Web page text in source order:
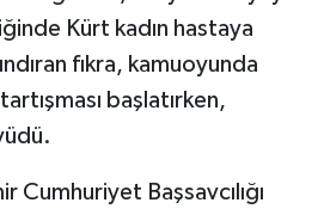
Kürt kadın hastaya
fıkra, kamuoyunda
başlatırken,
Cumhuriyet Başsavcılığı